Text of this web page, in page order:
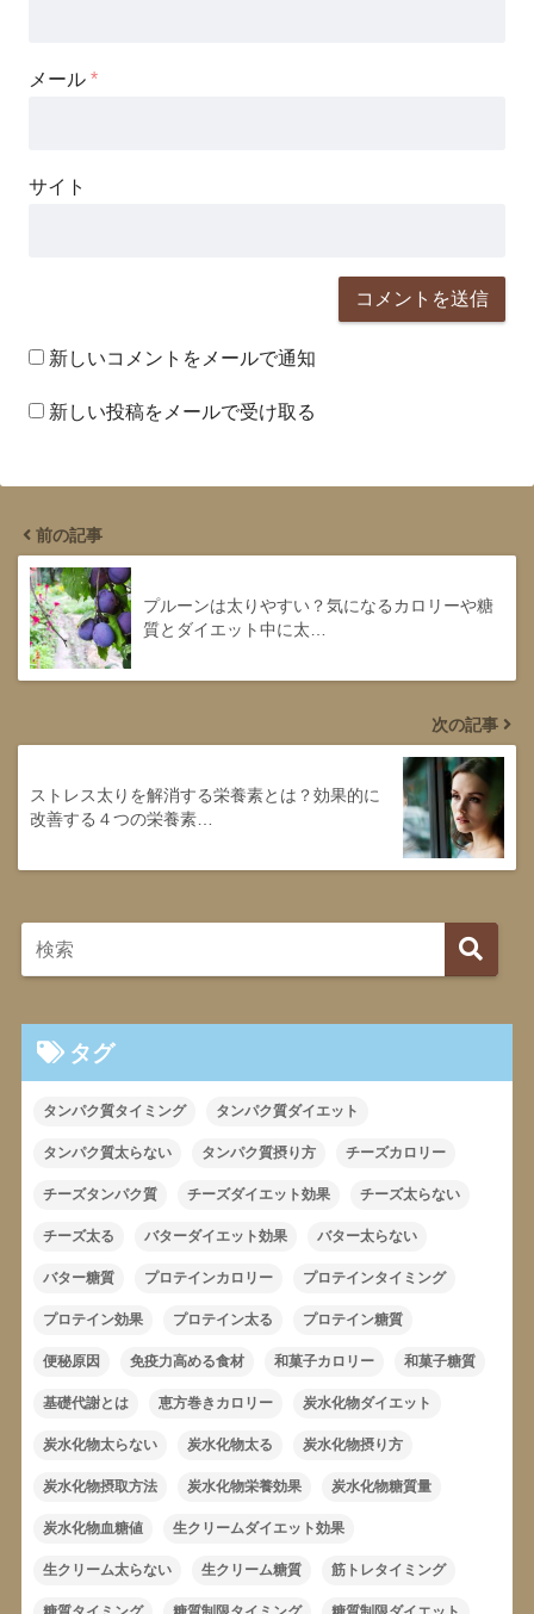
メール *
サイト
新しいコメントをメールで通知
新しい投稿をメールで受け取る
前の記事
プルーンは太りやすい？気になるカロリーや糖
質とダイエット中に太…
次の記事
ストレス太りを解消する栄養素とは？効果的に
改善する４つの栄養素…
タグ
タンパク質タイミング タンパク質ダイエット
タンパク質太らない タンパク質摂り方 チーズカロリー
チーズタンパク質 チーズダイエット効果 チーズ太らない
チーズ太る バターダイエット効果 バター太らない
バター糖質 プロテインカロリー プロテインタイミング
プロテイン効果 プロテイン太る プロテイン糖質
便秘原因 免疫力高める食材 和菓子カロリー 和菓子糖質
基礎代謝とは 恵方巻きカロリー 炭水化物ダイエット
炭水化物太らない 炭水化物太る 炭水化物摂り方
炭水化物摂取方法 炭水化物栄養効果 炭水化物糖質量
炭水化物血糖値 生クリームダイエット効果
生クリーム太らない 生クリーム糖質 筋トレタイミング